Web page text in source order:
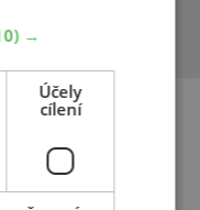
747.
→
Účely
cílení